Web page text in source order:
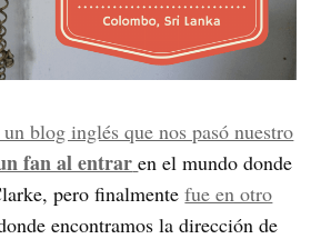
blog inglés que nos pasó nuestro
fan al entrar en el mundo donde
pero finalmentefue en otro
encontramos la dirección de